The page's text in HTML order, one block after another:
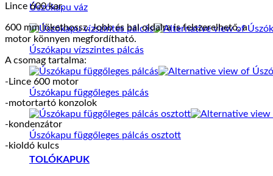
Úszókapu váz
Úszókapu vízszintes pálcás
Úszókapu függőleges pálcás
Úszókapu függőleges pálcás osztott
TOLÓKAPUK
Lince 600 kar.
600 mm lökethossz. Jobb és bal oldalra is felszerelhető, a
motor könnyen megfordítható.
A csomag tartalma:
-Lince 600 motor
-motortartó konzolok
-kondenzátor
-kioldó kulcs